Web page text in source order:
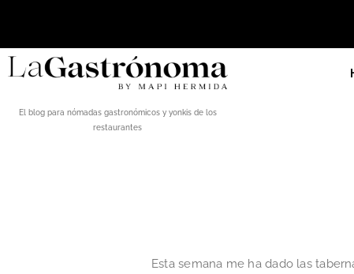
El blog para nómadas gastronómicos y yonkis de los
restaurantes
Esta semana me ha dado las